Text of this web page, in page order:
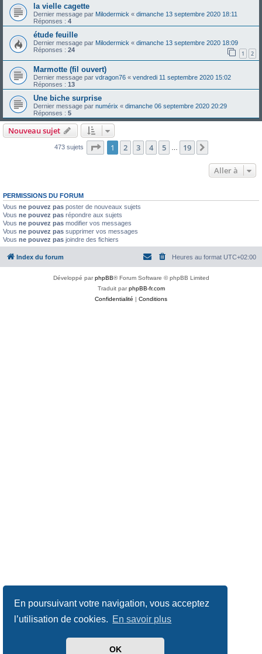
En poursuivant votre navigation, vous acceptez
l’utilisation de cookies. En savoir plus
OK
la vielle cagette
Dernier message par Milodermick « dimanche 13 septembre 2020 18:11
Réponses : 4
étude feuille
Dernier message par Milodermick « dimanche 13 septembre 2020 18:09
Réponses : 24 1 2
Marmotte (fil ouvert)
Dernier message par vdragon76 « vendredi 11 septembre 2020 15:02
Réponses : 13
Une biche surprise
Dernier message par numérix « dimanche 06 septembre 2020 20:29
Réponses : 5
Nouveau sujet
473 sujets Page 1sur19
1 2 3 4 5 19
Aller à
PERMISSIONS DU FORUM
Vous ne pouvez pas poster de nouveaux sujets
Vous ne pouvez pas répondre aux sujets
Vous ne pouvez pas modifier vos messages
Vous ne pouvez pas supprimer vos messages
Vous ne pouvez pas joindre des fichiers
Index du forum Heures au format UTC+02:00
Développé parphpBB® Forum Software © phpBB Limited
Traduit parphpBB-fr.com
Confidentialité | Conditions